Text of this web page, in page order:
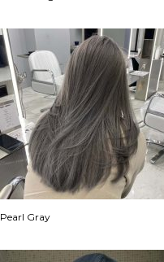
Pearl Gray